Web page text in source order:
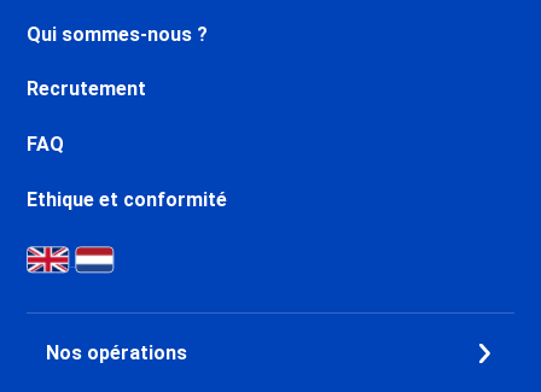
Qui sommes-nous ?
Recrutement
FAQ
Ethique et conformité
Nos opérations